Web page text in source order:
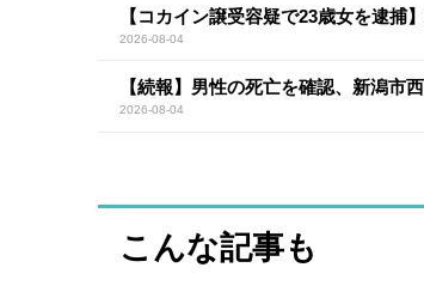
【コカイン譲受容疑で23歳女を逮捕
2026-08-04
【続報】男性の死亡を確認、新潟市
2026-08-04
こんな記事も